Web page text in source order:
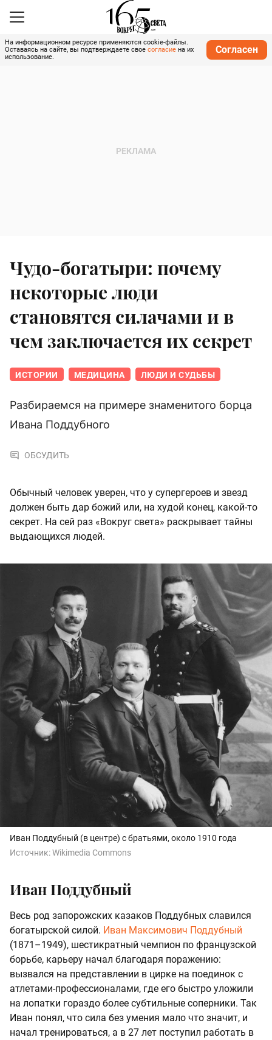
На информационном ресурсе применяются cookie-файлы.
Оставаясь на сайте, вы подтверждаете свое согласие на их
использование.
Согласен
Чудо-богатыри: почему
некоторые люди
становятся силачами и в
чем заключается их секрет
ИСТОРИИ МЕДИЦИНА ЛЮДИ И СУДЬБЫ
Разбираемся на примере знаменитого борца
Ивана Поддубного
ОБСУДИТЬ
Обычный человек уверен, что у супергероев и звезд
должен быть дар божий или, на худой конец, какой-то
секрет. На сей раз «Вокруг света» раскрывает тайны
выдающихся людей.
Иван Поддубный (в центре) с братьями, около 1910 года
Источник:Wikimedia Commons
Иван Поддубный
Весь род запорожских казаков Поддубных славился
богатырской силой. Иван Максимович Поддубный
(1871–1949), шестикратный чемпион по французской
борьбе, карьеру начал благодаря поражению:
вызвался на представлении в цирке на поединок с
атлетами-профессионалами, где его быстро уложили
на лопатки гораздо более субтильные соперники. Так
Иван понял, что сила без умения мало что значит, и
начал тренироваться, а в 27 лет поступил работать в